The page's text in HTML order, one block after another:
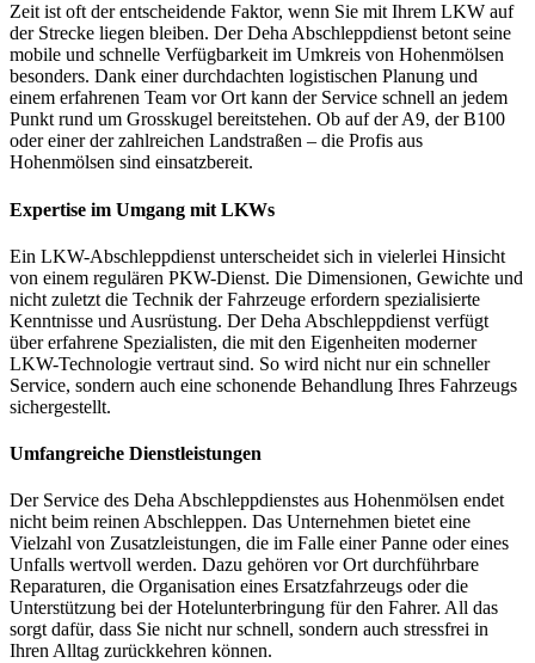
Zeit ist oft der entscheidende Faktor, wenn Sie mit Ihrem LKW auf
der Strecke liegen bleiben. Der Deha Abschleppdienst betont seine
mobile und schnelle Verfügbarkeit im Umkreis von Hohenmölsen
besonders. Dank einer durchdachten logistischen Planung und
einem erfahrenen Team vor Ort kann der Service schnell an jedem
Punkt rund um Grosskugel bereitstehen. Ob auf der A9, der B100
oder einer der zahlreichen Landstraßen – die Profis aus
Hohenmölsen sind einsatzbereit.
Expertise im Umgang mit LKWs
Ein LKW-Abschleppdienst unterscheidet sich in vielerlei Hinsicht
von einem regulären PKW-Dienst. Die Dimensionen, Gewichte und
nicht zuletzt die Technik der Fahrzeuge erfordern spezialisierte
Kenntnisse und Ausrüstung. Der Deha Abschleppdienst verfügt
über erfahrene Spezialisten, die mit den Eigenheiten moderner
LKW-Technologie vertraut sind. So wird nicht nur ein schneller
Service, sondern auch eine schonende Behandlung Ihres Fahrzeugs
sichergestellt.
Umfangreiche Dienstleistungen
Der Service des Deha Abschleppdienstes aus Hohenmölsen endet
nicht beim reinen Abschleppen. Das Unternehmen bietet eine
Vielzahl von Zusatzleistungen, die im Falle einer Panne oder eines
Unfalls wertvoll werden. Dazu gehören vor Ort durchführbare
Reparaturen, die Organisation eines Ersatzfahrzeugs oder die
Unterstützung bei der Hotelunterbringung für den Fahrer. All das
sorgt dafür, dass Sie nicht nur schnell, sondern auch stressfrei in
Ihren Alltag zurückkehren können.